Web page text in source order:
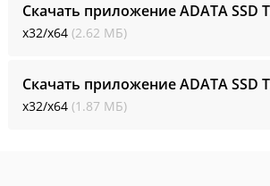
Скачать приложение ADATA SSD
x32/x64 (2.62 МБ)
Скачать приложение ADATA SSD
x32/x64 (1.87 МБ)